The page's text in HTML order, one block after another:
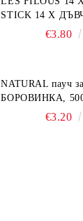
STICK 14 X ДЪВЧАЩИ ДЕНТАЛНИ
СОЛЕТИ за€3.80
NATURAL пауч
БОРОВИНКА,
€3.20